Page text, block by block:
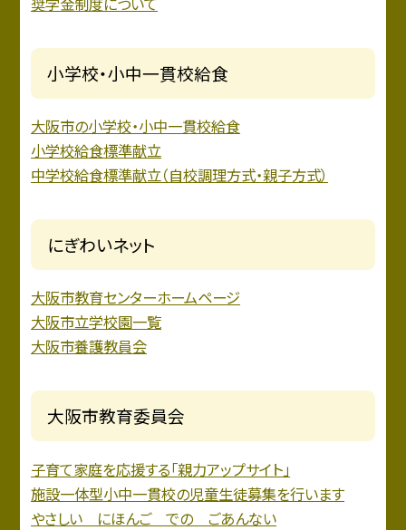
小学校・小中一貫校給食
大阪市の小学校・小中一貫校給食
小学校給食標準献立
中学校給食標準献立（自校調理方式・親子方式）
にぎわいネット
大阪市教育センターホームページ
大阪市立学校園一覧
大阪市養護教員会
大阪市教育委員会
子育て家庭を応援する「親力アップサイト」
施設一体型小中一貫校の児童生徒募集を行います
やさしい にほんご での ごあんない